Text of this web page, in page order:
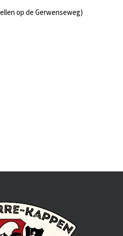
op de Gerwenseweg)